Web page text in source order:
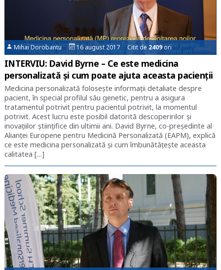
Mihai Dorobantu 16 august 2017 Citit de2409ori
INTERVIU: David Byrne – Ce este medicina
personalizată și cum poate ajuta aceasta pacienții
Medicina personalizată folosește informații detaliate despre
pacient, în special profilul său genetic, pentru a asigura
tratamentul potrivit pentru pacientul potrivit, la momentul
potrivit. Acest lucru este posibil datorită descoperirilor și
inovațiilor științifice din ultimii ani. David Byrne, co-președinte al
Alianței Europene pentru Medicină Personalizată (EAPM), explică
ce este medicina personalizată și cum îmbunătățește aceasta
calitatea […]